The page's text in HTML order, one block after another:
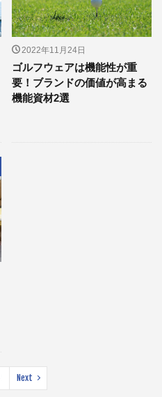
2022年11月24日
ゴルフウェアは機能性が重
要！ブランドの価値が高まる
機能資材2選
Next